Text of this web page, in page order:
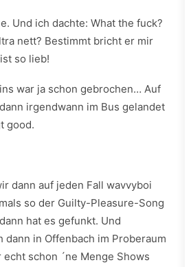
Und ich dachte: What the fuck?
nett? Bestimmt bricht er mir
so lieb!
war ja schon gebrochen… Auf
irgendwann im Bus gelandet
good.
dann auf jeden Fall wavvyboi
so der Guilty-Pleasure-Song
hat es gefunkt. Und
dann in Offenbach im Proberaum
schon ´ne Menge Shows